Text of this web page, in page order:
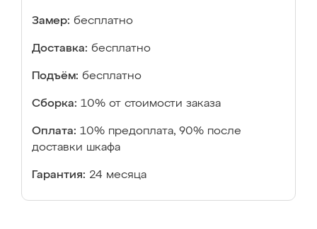
Замер: бесплатно
Доставка: бесплатно
Подъём: бесплатно
Сборка: 10% от стоимости заказа
Оплата: 10% предоплата, 90% после
доставки шкафа
Гарантия: 24 месяца